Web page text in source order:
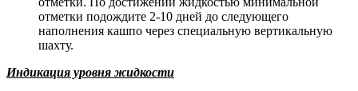
отметки подождите 2-10 дней до следующего
наполнения кашпо через специальную вертикальную
шахту.
Индикация уровня жидкости